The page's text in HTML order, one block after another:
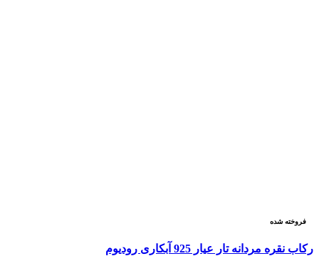
فروخته شده
رکاب نقره مردانه تار عیار 925 آبکاری رودیوم